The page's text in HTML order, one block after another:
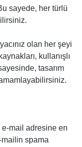
sayede, her türlü
olan her şeyi
kullanışlı
tasarım
mail adresine en
mailin spama